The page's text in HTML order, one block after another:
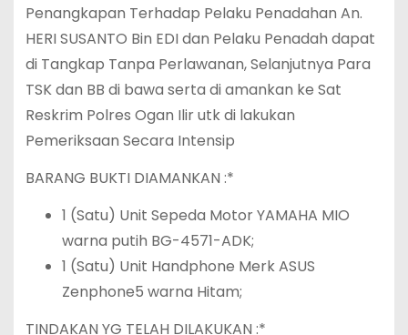
Penangkapan Terhadap Pelaku Penadahan An.
HERI SUSANTO Bin EDI dan Pelaku Penadah dapat
di Tangkap Tanpa Perlawanan, Selanjutnya Para
TSK dan BB di bawa serta di amankan ke Sat
Reskrim Polres Ogan Ilir utk di lakukan
Pemeriksaan Secara Intensip
BARANG BUKTI DIAMANKAN :*
1 (Satu) Unit Sepeda Motor YAMAHA MIO
warna putih BG-4571-ADK;
1 (Satu) Unit Handphone Merk ASUS
Zenphone5 warna Hitam;
TINDAKAN YG TELAH DILAKUKAN :*